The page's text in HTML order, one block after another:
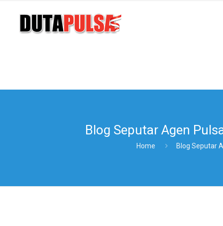
Blog Seputar Agen
Home Blog Seputar